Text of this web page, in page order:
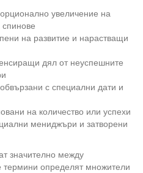
увеличение на
спинове
на развитие и нарастващи
дял от неуспешните
с специални дати и
на количество или успехи
мениджъри и затворени
значително между
термини определят множители